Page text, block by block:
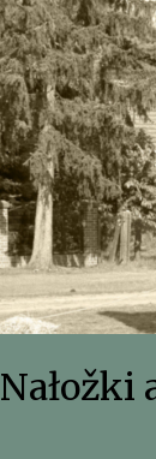
Nałožki